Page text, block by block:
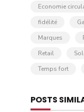
Economie
fidélité
Marques
Retail
Temps fort
POSTS